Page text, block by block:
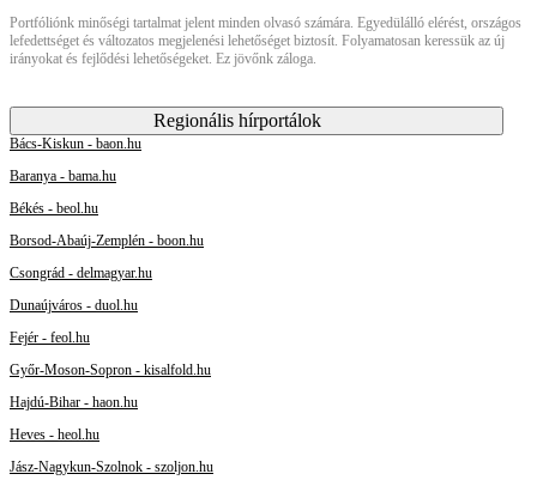
Portfóliónk minőségi tartalmat jelent minden olvasó számára. Egyedülálló elérést, országos
lefedettséget és változatos megjelenési lehetőséget biztosít. Folyamatosan keressük az új
irányokat és fejlődési lehetőségeket. Ez jövőnk záloga.
Regionális hírportálok
Bács-Kiskun - baon.hu
Baranya - bama.hu
Békés - beol.hu
Borsod-Abaúj-Zemplén - boon.hu
Csongrád - delmagyar.hu
Dunaújváros - duol.hu
Fejér - feol.hu
Győr-Moson-Sopron - kisalfold.hu
Hajdú-Bihar - haon.hu
Heves - heol.hu
Jász-Nagykun-Szolnok - szoljon.hu